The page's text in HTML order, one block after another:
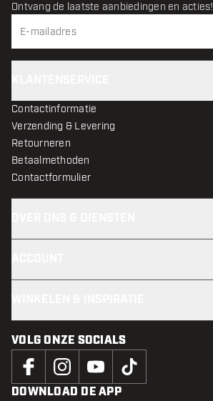
Ontvang de laatste aanbiedingen en acties!
Contactinformatie
Verzending & Levering
Retourneren
Betaalmethoden
Contactformulier
VOLG ONZE SOCIALS
DOWNLOAD DE APP